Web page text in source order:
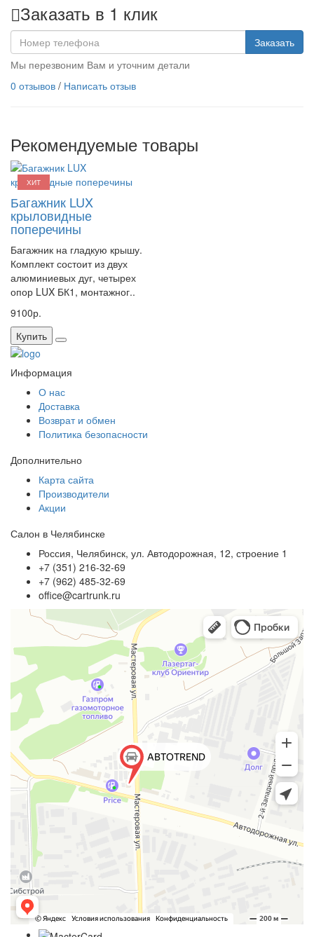
Заказать в 1 клик
Заказать
Мы перезвоним Вам и уточним детали
0 отзывов / Написать отзыв
Рекомендуемые товары
ХИТ
Багажник LUX
крыловидные
поперечины
Багажник на гладкую крышу.
Комплект состоит из двух
алюминиевых дуг, четырех
опор LUX БК1, монтажног..
9100р.
Купить
Информация
О нас
Доставка
Возврат и обмен
Политика безопасности
Дополнительно
Карта сайта
Производители
Акции
Салон в Челябинске
Россия, Челябинск, ул. Автодорожная, 12, строение 1
+7 (351) 216-32-69
+7 (962) 485-32-69
office@cartrunk.ru